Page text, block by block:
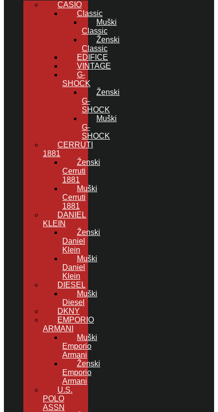
CASIO
Classic
Muški
Classic
Ženski
Classic
EDIFICE
VINTAGE
G-
SHOCK
Ženski
G-
SHOCK
Muški
G-
SHOCK
CERRUTI
1881
Ženski
Cerruti
1881
Muški
Cerruti
1881
DANIEL
KLEIN
Ženski
Daniel
Klein
Muški
Daniel
Klein
DIESEL
Muški
Diesel
DKNY
EMPORIO
ARMANI
Muški
Emporio
Armani
Ženski
Emporio
Armani
U.S.
POLO
ASSN